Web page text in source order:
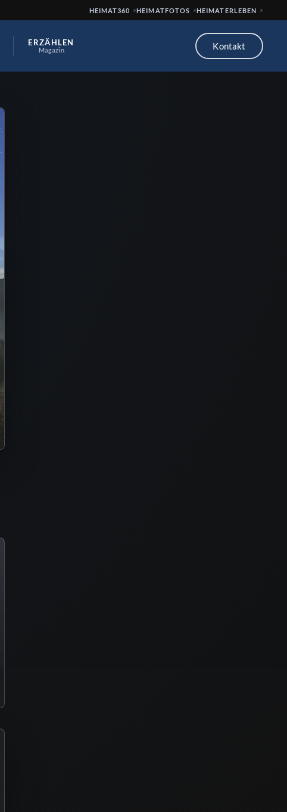
HEIMAT360 HEIMATFOTOS HEIMATERLEBEN
ERZÄHLEN
Magazin Kontakt